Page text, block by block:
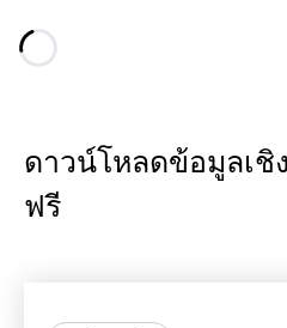
ดาวน์โหลดข้อมูลเชิ
ฟรี